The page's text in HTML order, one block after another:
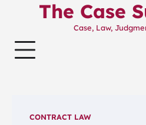
The Case
Case, Law,
CONTRACT LAW